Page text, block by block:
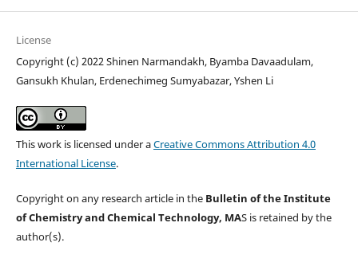
License
Copyright (c) 2022 Shinen Narmandakh, Byamba Davaadulam,
Gansukh Khulan, Erdenechimeg Sumyabazar, Yshen Li
This work is licensed under aCreative Commons Attribution 4.0
International License.
Copyright on any research article in the Bulletin of the Institute
of Chemistry and Chemical Technology, MAS is retained by the
author(s).